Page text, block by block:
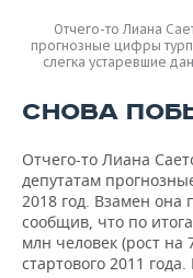
Отчего-то Лиана
прогнозные цифры
слегка устаревшие
СНОВА
Отчего-то Лиана
депутатам
2018 год. Взамен она
сообщив, что по
млн человек (рост на
стартового 2011